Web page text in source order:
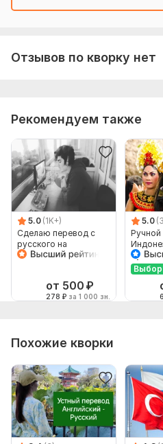
Отзывов по кворку нет
Рекомендуем также
5.0 (1K+)
Сделаю перевод с
русского на
английский и
от 500 ₽
278 ₽ за 1 000 зн.
5.0
Ручной
Похожие кворки